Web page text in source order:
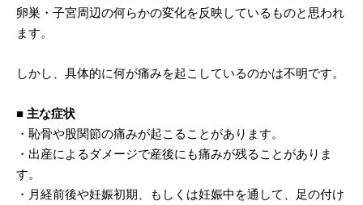
卵巣・子宮周辺の何らかの変化を反映しているものと思われ
ます。
しかし、具体的に何が痛みを起こしているのかは不明です。
■ 主な症状
・恥骨や股関節の痛みが起こることがあります。
・出産によるダメージで産後にも痛みが残ることがありま
す。
・月経前後や妊娠初期、もしくは妊娠中を通して、足の付け